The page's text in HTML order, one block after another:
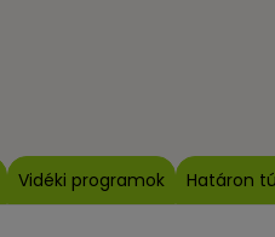
Vidéki programok Határon